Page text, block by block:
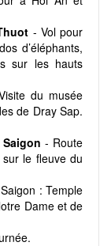
- Vol pour
d’éléphants,
sur les hauts
du musée
de Dray Sap.
Saigon- Route
le fleuve du
: Temple
Dame et de